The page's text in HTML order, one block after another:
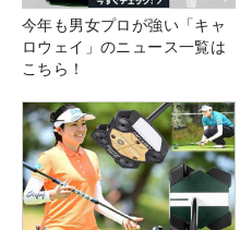
今年も男女プロが強い「キャ
ロウェイ」のニュース一覧は
こちら！